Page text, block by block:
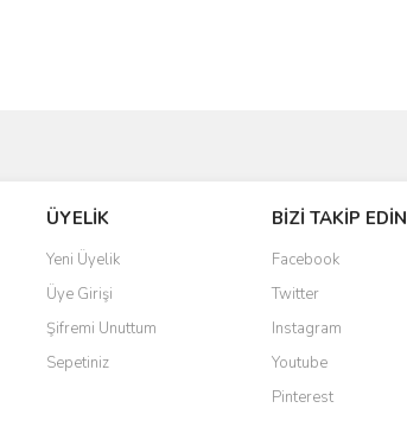
ÜYELİK
Yeni Üyelik
Üye Girişi
Şifremi Unuttum
Sepetiniz
BİZİ TAKİP EDİN
Facebook
Twitter
Instagram
Youtube
Pinterest